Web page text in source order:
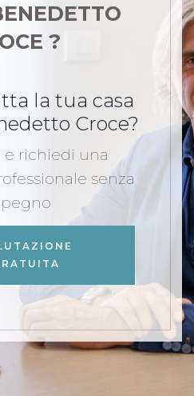
?
la tua casa
Croce?
e richiedi una
senza